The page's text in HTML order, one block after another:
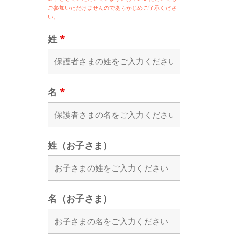
ご参加いただけませんのであらかじめご了承くださ
い。
姓 *
名 *
姓（お子さま）
名（お子さま）